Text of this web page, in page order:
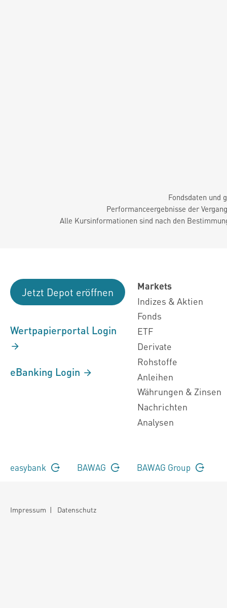
Fondsdaten und
Performanceergebnisse der
Alle Kursinformationen sind nach den
Jetzt Depot eröffnen
Wertpapierportal Login
eBanking Login
Markets
Indizes & Aktien
Fonds
ETF
Derivate
Rohstoffe
Anleihen
Währungen & Zinsen
Nachrichten
Analysen
easybank BAWAG BAWAG Group
Impressum | Datenschutz